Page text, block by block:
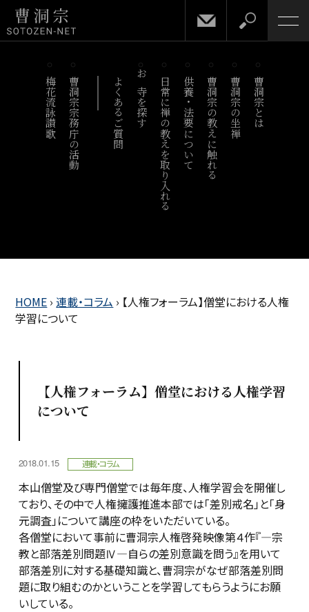
梅花流詠讃歌 曹洞宗宗務庁の活動 よくあるご質問 お寺を探す 日常に禅の教えを取り入れる供養・法要について曹洞宗の教えに触れる 曹洞宗の坐禅 曹洞宗とは
HOME › 連載・コラム › 【人権フォーラム】僧堂における人権
学習について
【人権フォーラム】僧堂における人権学習
について
2018.01.15 連載・コラム
本山僧堂及び専門僧堂では毎年度、人権学習会を開催し
ており、その中で人権擁護推進本部では「差別戒名」と「身
元調査」について講座の枠をいただいている。
各僧堂において事前に曹洞宗人権啓発映像第４作『―宗
教と部落差別問題Ⅳ―自らの差別意識を問う』を用いて
部落差別に対する基礎知識と、曹洞宗がなぜ部落差別問
題に取り組むのかということを学習してもらうようにお願
いしている。